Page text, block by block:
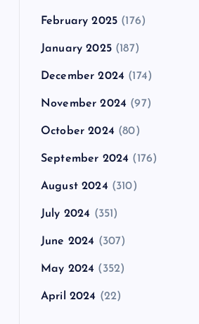
February 2025 (176)
January 2025(187)
December 2024 (174)
November 2024 (97)
October 2024 (80)
September 2024 (176)
August 2024 (310)
July 2024 (351)
June 2024 (307)
May 2024 (352)
April 2024 (22)